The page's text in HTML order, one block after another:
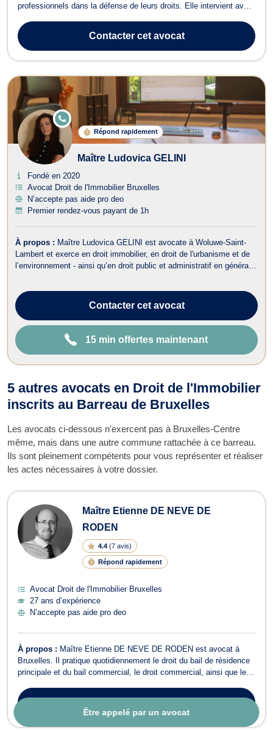
Être appelé par un avocat
professionnels dans la défense de leurs droits. Elle intervient avec
accompagnement juridique personnalisé, clair et efficace à chaque
étape de la procédure. Son ...
Contactercet avocat
Répond rapidement
E
N
LI
G
N
E
Maître Ludovica GELINI
Fondé en 2020
Avocat Droit de l'Immobilier Bruxelles
N’accepte pas aide pro deo
Premier rendez-vous payant de 1h
À propos : Maître Ludovica GELINI est avocate à Woluwe-Saint-
Lambert et exerce en droit immobilier, en droit de l'urbanisme et de
l’environnement - ainsi qu’en droit public et administratif en général -
Contactercet avocat
15 min offertes maintenant
5 autres avocats en Droit de l'Immobilier
inscrits au Barreau de Bruxelles
Les avocats ci-dessous n'exercent pas à Bruxelles-Centre
même, mais dans une autre commune rattachée à ce barreau.
Ils sont pleinement compétents pour vous représenter et réaliser
les actes nécessaires à votre dossier.
Maître Etienne DE NEVE DE
RODEN
4.4 (7 avis)
Répond rapidement
Avocat Droit de l'Immobilier Bruxelles
27 ans d’expérience
N’accepte pas aide pro deo
À propos : Maître Etienne DE NEVE DE RODEN est avocat à
Bruxelles. Il pratique quotidiennement le droit du bail de résidence
principale et du bail commercial, le droit commercial, ainsi que le
roulage et de la réparation du préjudice corporel. Conseillant tant